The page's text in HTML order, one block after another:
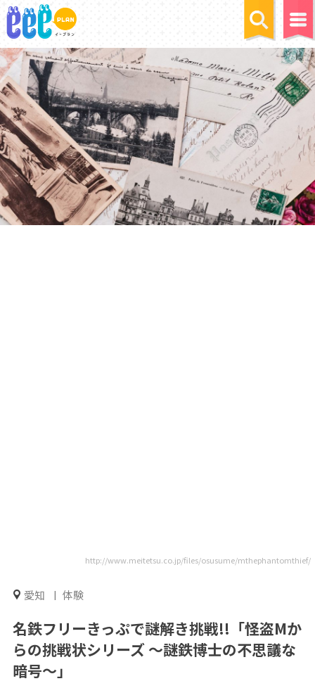
http://www.meitetsu.co.jp/files/osusume/mthephantomthief/
愛知 体験
名鉄フリーきっぷで謎解き挑戦!!「怪盗Mか
らの挑戦状シリーズ ～謎鉄博士の不思議な
暗号～」